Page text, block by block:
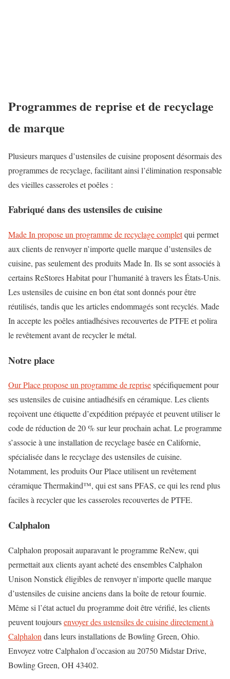
Programmes de reprise et de recyclage
de marque
Plusieurs marques d’ustensiles de cuisine proposent désormais des
programmes de recyclage, facilitant ainsi l’élimination responsable
des vieilles casseroles et poêles :
Fabriqué dans des ustensiles de cuisine
Made In propose un programme de recyclage completqui permet
aux clients de renvoyer n’importe quelle marque d’ustensiles de
cuisine, pas seulement des produits Made In. Ils se sont associés à
certains ReStores Habitat pour l’humanité à travers les États-Unis.
Les ustensiles de cuisine en bon état sont donnés pour être
réutilisés, tandis que les articles endommagés sont recyclés. Made
In accepte les poêles antiadhésives recouvertes de PTFE et polira
le revêtement avant de recycler le métal.
Notre place
Our Place propose un programme de reprisespécifiquement pour
ses ustensiles de cuisine antiadhésifs en céramique. Les clients
reçoivent une étiquette d’expédition prépayée et peuvent utiliser le
code de réduction de 20 % sur leur prochain achat. Le programme
s’associe à une installation de recyclage basée en Californie,
spécialisée dans le recyclage des ustensiles de cuisine.
Notamment, les produits Our Place utilisent un revêtement
céramique Thermakind™, qui est sans PFAS, ce qui les rend plus
faciles à recycler que les casseroles recouvertes de PTFE.
Calphalon
Calphalon proposait auparavant le programme ReNew, qui
permettait aux clients ayant acheté des ensembles Calphalon
Unison Nonstick éligibles de renvoyer n’importe quelle marque
d’ustensiles de cuisine anciens dans la boîte de retour fournie.
Même si l’état actuel du programme doit être vérifié, les clients
peuvent toujoursenvoyer des ustensiles de cuisine directement à
Calphalon dans leurs installations de Bowling Green, Ohio.
Envoyez votre Calphalon d’occasion au 20750 Midstar Drive,
Bowling Green, OH 43402.